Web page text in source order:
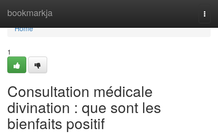
bookmarkja
Home
Home
1
Consultation médicale
divination : que sont les
bienfaits positif